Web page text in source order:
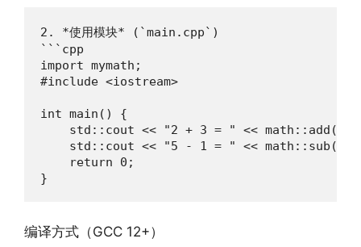
2. *使用模块* (`main.cpp`)
```cpp
import mymath;
#include <iostream>
int main() {
std::cout << "2 + 3 = " << math::add(2,
std::cout << "5 - 1 = " << math::sub(5,
    return 0;
}
编译方式（GCC 12+）